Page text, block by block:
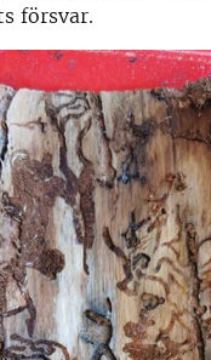
försvar.